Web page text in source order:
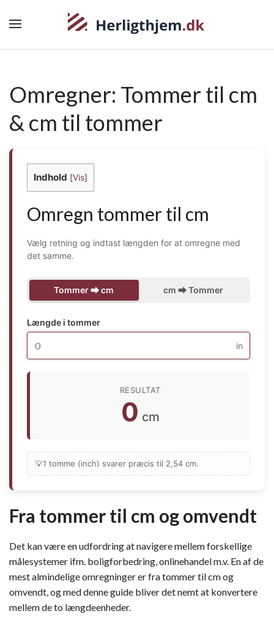
Omregner: Tommer til cm
& cm til tommer
Indhold [Vis]
Omregn tommer til cm
Vælg retning og indtast længden for at omregne med
det samme.
Tommer ⮕ cm cm ⮕ Tommer
Længde i tommer
in
RESULTAT
0 cm
💡1 tomme (inch) svarer præcis til 2,54 cm.
Fra tommer til cm og omvendt
Det kan være en udfordring at navigere mellem forskellige
målesystemer ifm. boligforbedring, onlinehandel m.v. En af de
mest almindelige omregninger er fra tommer til cm og
omvendt, og med denne guide bliver det nemt at konvertere
mellem de to længdeenheder.